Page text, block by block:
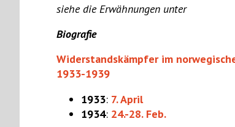
siehe die Erwähnungen unter
Biografie
Widerstandskämpfer im
1933-1939
1933: 7. April
1934: 24.-28. Feb.